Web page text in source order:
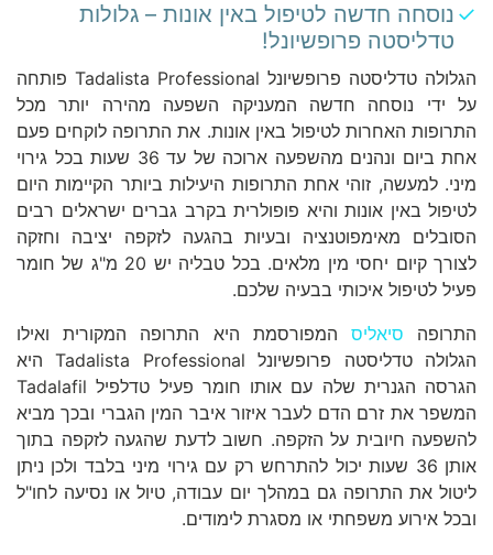
נוסחה חדשה לטיפול באין אונות – גלולות
טדליסטה פרופשיונל!
הגלולה טדליסטה פרופשיונל Tadalista Professional פותחה
על ידי נוסחה חדשה המעניקה השפעה מהירה יותר מכל
התרופות האחרות לטיפול באין אונות. את התרופה לוקחים פעם
אחת ביום ונהנים מהשפעה ארוכה של עד 36 שעות בכל גירוי
מיני. למעשה, זוהי אחת התרופות היעילות ביותר הקיימות היום
לטיפול באין אונות והיא פופולרית בקרב גברים ישראלים רבים
הסובלים מאימפוטנציה ובעיות בהגעה לזקפה יציבה וחזקה
לצורך קיום יחסי מין מלאים. בכל טבליה יש 20 מ"ג של חומר
פעיל לטיפול איכותי בבעיה שלכם.
התרופה סיאליס המפורסמת היא התרופה המקורית ואילו
הגלולה טדליסטה פרופשיונל Tadalista Professional היא
הגרסה הגנרית שלה עם אותו חומר פעיל טדלפיל Tadalafil
המשפר את זרם הדם לעבר איזור איבר המין הגברי ובכך מביא
להשפעה חיובית על הזקפה. חשוב לדעת שהגעה לזקפה בתוך
אותן 36 שעות יכול להתרחש רק עם גירוי מיני בלבד ולכן ניתן
ליטול את התרופה גם במהלך יום עבודה, טיול או נסיעה לחו"ל
ובכל אירוע משפחתי או מסגרת לימודים.